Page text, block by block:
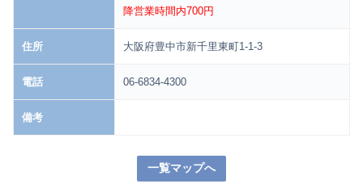
降営業時間内700円
住所 大阪府豊中市新千里東町1-1-3
電話 06-6834-4300
備考
一覧マップへ